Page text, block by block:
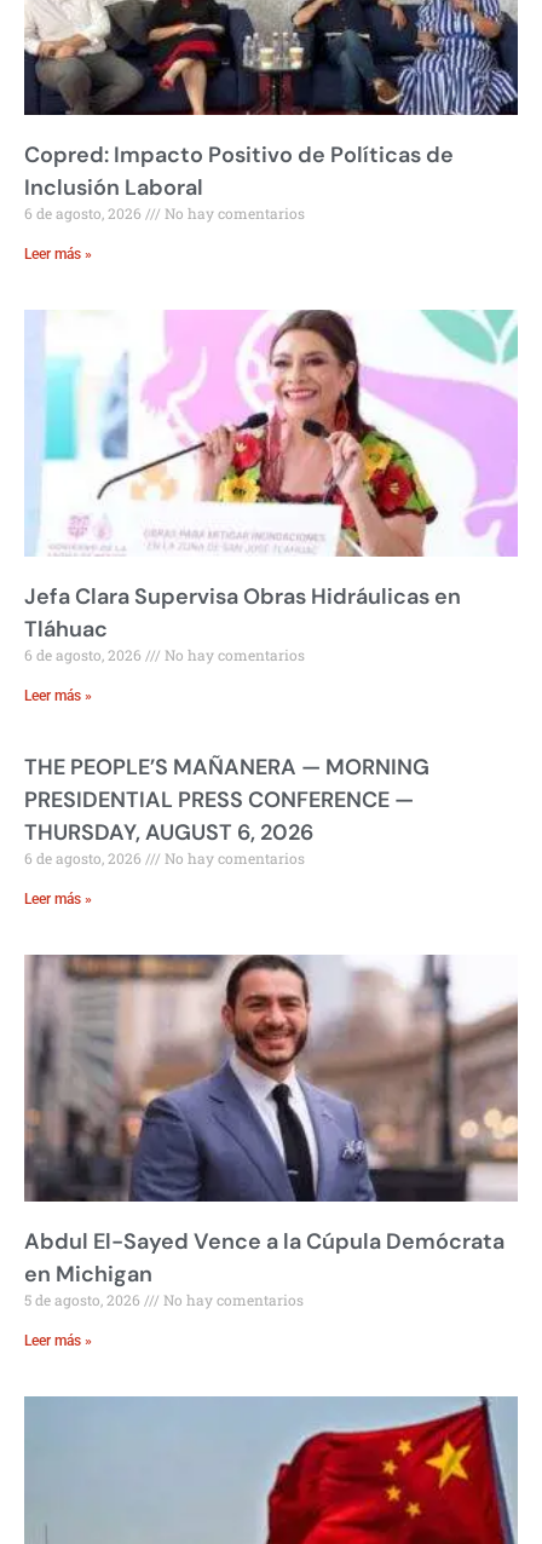
Copred: Impacto Positivo de Políticas de
Inclusión Laboral
6 de agosto, 2026 No hay comentarios
Leer más »
Jefa Clara Supervisa Obras Hidráulicas en
Tláhuac
6 de agosto, 2026 No hay comentarios
Leer más »
THE PEOPLE’S MAÑANERA — MORNING
PRESIDENTIAL PRESS CONFERENCE —
THURSDAY, AUGUST 6, 2026
6 de agosto, 2026 No hay comentarios
Leer más »
Abdul El-Sayed Vence a la Cúpula Demócrata
en Michigan
5 de agosto, 2026 No hay comentarios
Leer más »